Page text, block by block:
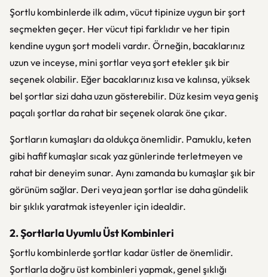
Şortlu kombinlerde ilk adım, vücut tipinize uygun bir şort
seçmekten geçer. Her vücut tipi farklıdır ve her tipin
kendine uygun şort modeli vardır. Örneğin, bacaklarınız
uzun ve inceyse, mini şortlar veya şort etekler şık bir
seçenek olabilir. Eğer bacaklarınız kısa ve kalınsa, yüksek
bel şortlar sizi daha uzun gösterebilir. Düz kesim veya geniş
paçalı şortlar da rahat bir seçenek olarak öne çıkar.
Şortların kumaşları da oldukça önemlidir. Pamuklu, keten
gibi hafif kumaşlar sıcak yaz günlerinde terletmeyen ve
rahat bir deneyim sunar. Aynı zamanda bu kumaşlar şık bir
görünüm sağlar. Deri veya jean şortlar ise daha gündelik
bir şıklık yaratmak isteyenler için idealdir.
2. Şortlarla Uyumlu Üst Kombinleri
Şortlu kombinlerde şortlar kadar üstler de önemlidir.
Şortlarla doğru üst kombinleri yapmak, genel şıklığı